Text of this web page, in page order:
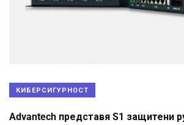
КИБЕРСИГУРНОСТ
Advantech представя S1 защитени